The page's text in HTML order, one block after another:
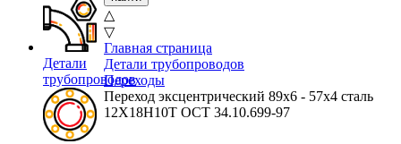
Детали
трубопроводов
△
▽
Главная страница
Детали трубопроводов
Переходы
Переход эксцентрический 89х6 - 57х4 сталь
12Х18Н10Т ОСТ 34.10.699-97